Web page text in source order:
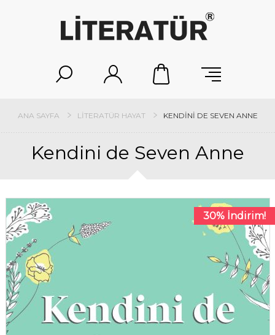
ANA SAYFA LITERATÜR HAYAT KENDINI DE SEVEN ANNE
Kendini de Seven Anne
30% İndirim!